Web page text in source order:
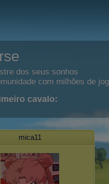
dos seus sonhos
com milhões de
cavalo:
mica11